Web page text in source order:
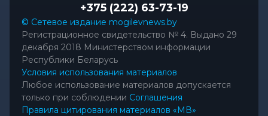
+375 (222) 63-73-19
© Сетевое издание mogilevnews.by
Регистрационное свидетельство № 4. Выдано 29
декабря 2018 Министерством информации
Республики Беларусь
Условия использования материалов
Любое использование материалов допускается
только при соблюдении Соглашения
Правила цитирования материалов «МВ»